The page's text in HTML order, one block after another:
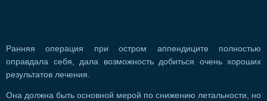
Ранняя операция при остром аппендиците полностью
оправдала себя, дала возможность добиться очень хороших
результатов лечения.
Она должна быть основной мерой по снижению летальности, но